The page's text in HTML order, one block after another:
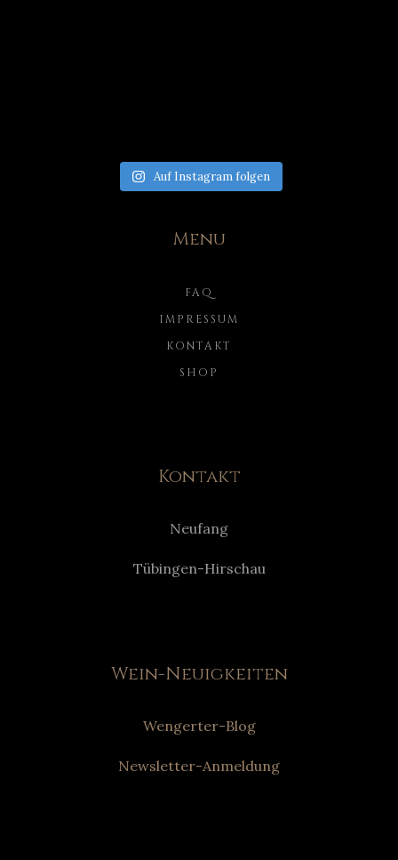
Auf Instagram folgen
Menu
FAQ
IMPRESSUM
KONTAKT
SHOP
Kontakt
Neufang
Tübingen-Hirschau
Wein-Neuigkeiten
Wengerter-Blog
Newsletter-Anmeldung